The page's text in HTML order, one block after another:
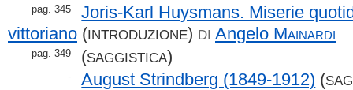
pag. 345
Joris-Karl Huysmans. Miserie
vittoriano (INTRODUZIONE) DI Angelo Mainardi
pag. 349 (SAGGISTICA)
- August Strindberg (1849-1912) (